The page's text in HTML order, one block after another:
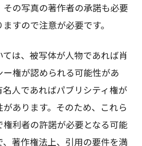
の写真の著作者の承諾も必要
すので注意が必要です。
ては、被写体が人物であれば肖
権が認められる可能性があ
名人であればパブリシティ権が
あります。そのため、これら
利者の許諾が必要となる可能
著作権法上、引用の要件を満